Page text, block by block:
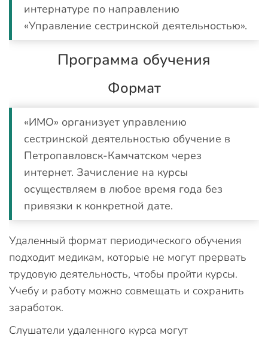
интернатуре по направлению
«Управление сестринской деятельностью».
Программа обучения
Формат
«ИМО» организует управлению
сестринской деятельностью обучение в
Петропавловск-Камчатском через
интернет. Зачисление на курсы
осуществляем в любое время года без
привязки к конкретной дате.
Удаленный формат периодического обучения
подходит медикам, которые не могут прервать
трудовую деятельность, чтобы пройти курсы.
Учебу и работу можно совмещать и сохранить
заработок.
Слушатели удаленного курса могут